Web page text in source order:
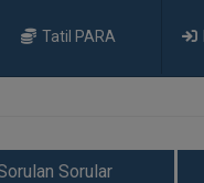
Tatil PARA
Sorular